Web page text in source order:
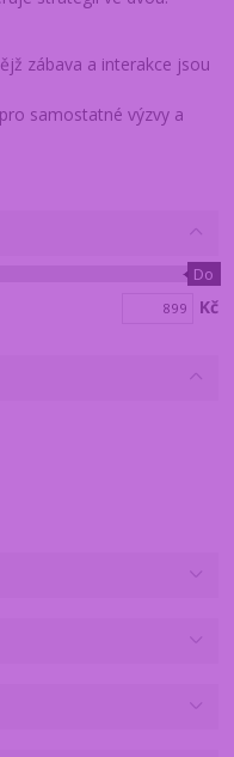
zábava a interakce jsou
samostatné výzvy a
Do
Kč